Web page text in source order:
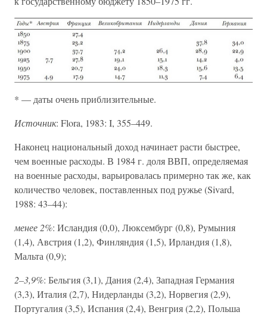
* — даты очень приблизительные.
Источник: Flora, 1983: I, 355–449.
Наконец национальный доход начинает расти быстрее,
чем военные расходы. В 1984 г. доля ВВП, определяемая
на военные расходы, варьировалась примерно так же, как
количество человек, поставленных под ружье (Sivard,
1988: 43–44):
менее 2%: Исландия (0,0), Люксембург (0,8), Румыния
(1,4), Австрия (1,2), Финляндия (1,5), Ирландия (1,8),
Мальта (0,9);
2–3,9%: Бельгия (3,1), Дания (2,4), Западная Германия
(3,3), Италия (2,7), Нидерланды (3,2), Норвегия (2,9),
Португалия (3,5), Испания (2,4), Венгрия (2,2), Польша